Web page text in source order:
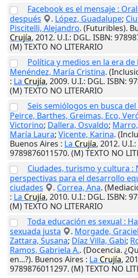
Facebook es el mensaje :
después
. López, Guadalupe;
Piscitelli, Alejandro. (Futuribles).
Crujía, 2012. U.I.: DGL. ISBN:
(M) TEXTO NO LITERARIO
Política y medios en la era
Menéndez, María Cristina.
: La Crujía, 2009. U.I.: DGL. ISBN:
(M) TEXTO NO LITERARIO
Seis semiólogos en busca
Peirce, Barthes, Greimas, Eco,
Victorino; Dallera, Osvaldo;
María Laura; Vicente, Karina.
Buenos Aires : La Crujía, 2012. U.I.
9789876011570. (M) TEXTO NO
Ciudades, turismo y cultura :
perspectivas para el desarrollo
ciudades
. Correa, Ana.
: La Crujía, 2010. U.I.: DGL. ISBN:
(M) TEXTO NO LITERARIO
Toda educación es sexual :
sexuada justa
. Morgade,
Zattara, Susana; Díaz Villa, Gabi;
Ramos, Gabriela A.. (Docencia.
en...?). Buenos Aires : La Crujía,
9789876011297. (M) TEXTO NO